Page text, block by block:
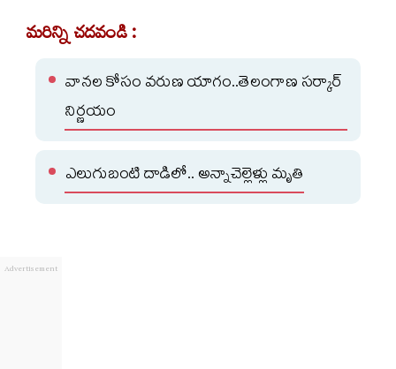
మరిన్ని చదవండి :
వానల కోసం వరుణ యాగం..తెలంగాణ సర్కార్
నిర్ణయం
ఎలుగుబంటి దాడిలో.. అన్నాచెల్లెళ్లు మృతి